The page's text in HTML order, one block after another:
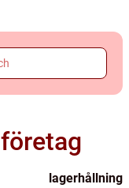
lagerhållning